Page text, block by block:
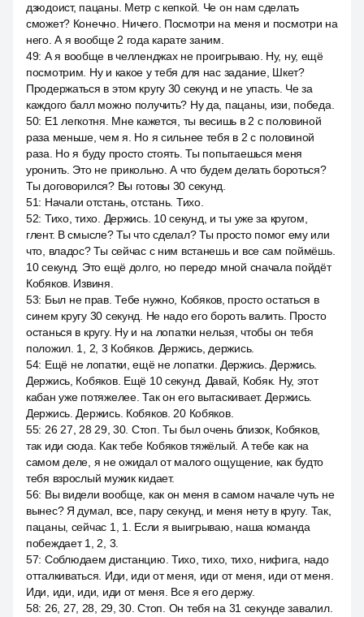
дзюдоист, пацаны. Метр с кепкой. Че он нам сделать
сможет? Конечно. Ничего. Посмотри на меня и посмотри на
него. А я вообще 2 года карате заним.
49: А я вообще в челленджах не проигрываю. Ну, ну, ещё
посмотрим. Ну и какое у тебя для нас задание, Шкет?
Продержаться в этом кругу 30 секунд и не упасть. Че за
каждого балл можно получить? Ну да, пацаны, изи, победа.
50: E1 легкотня. Мне кажется, ты весишь в 2 с половиной
раза меньше, чем я. Но я сильнее тебя в 2 с половиной
раза. Но я буду просто стоять. Ты попытаешься меня
уронить. Это не прикольно. А что будем делать бороться?
Ты договорился? Вы готовы 30 секунд.
51: Начали отстань, отстань. Тихо.
52: Тихо, тихо. Держись. 10 секунд, и ты уже за кругом,
глент. В смысле? Ты что сделал? Ты просто помог ему или
что, владос? Ты сейчас с ним встанешь и все сам поймёшь.
10 секунд. Это ещё долго, но передо мной сначала пойдёт
Кобяков. Извиня.
53: Был не прав. Тебе нужно, Кобяков, просто остаться в
синем кругу 30 секунд. Не надо его бороть валить. Просто
останься в кругу. Ну и на лопатки нельзя, чтобы он тебя
положил. 1, 2, 3 Кобяков. Держись, держись.
54: Ещё не лопатки, ещё не лопатки. Держись. Держись.
Держись, Кобяков. Ещё 10 секунд. Давай, Кобяк. Ну, этот
кабан уже потяжелее. Так он его вытаскивает. Держись.
Держись. Держись. Кобяков. 20 Кобяков.
55: 26 27, 28 29, 30. Стоп. Ты был очень близок, Кобяков,
так иди сюда. Как тебе Кобяков тяжёлый. А тебе как на
самом деле, я не ожидал от малого ощущение, как будто
тебя взрослый мужик кидает.
56: Вы видели вообще, как он меня в самом начале чуть не
вынес? Я думал, все, пару секунд, и меня нету в кругу. Так,
пацаны, сейчас 1, 1. Если я выигрываю, наша команда
побеждает 1, 2, 3.
57: Соблюдаем дистанцию. Тихо, тихо, тихо, нифига, надо
отталкиваться. Иди, иди от меня, иди от меня, иди от меня.
Иди, иди, иди, иди от меня. Все я его держу.
58: 26, 27, 28, 29, 30. Стоп. Он тебя на 31 секунде завалил.